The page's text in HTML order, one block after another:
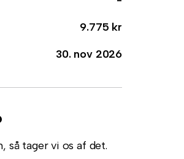
9.775 kr
30. nov 2026
tager vi os af det.